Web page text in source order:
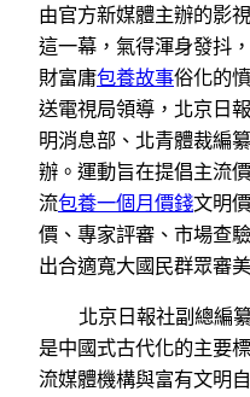
由官方新媒體主辦的影
這一幕，氣得渾身發抖
財富庸包養故事俗化的
送電視局領導，北京日
明消息部、北青體裁編
辦。運動旨在提倡主流價
流包養一個月價錢文明
價、專家評審、市場查
出合適寬大國民群眾審
北京日報社副總編
是中國式古代化的主要
流媒體機構與富有文明